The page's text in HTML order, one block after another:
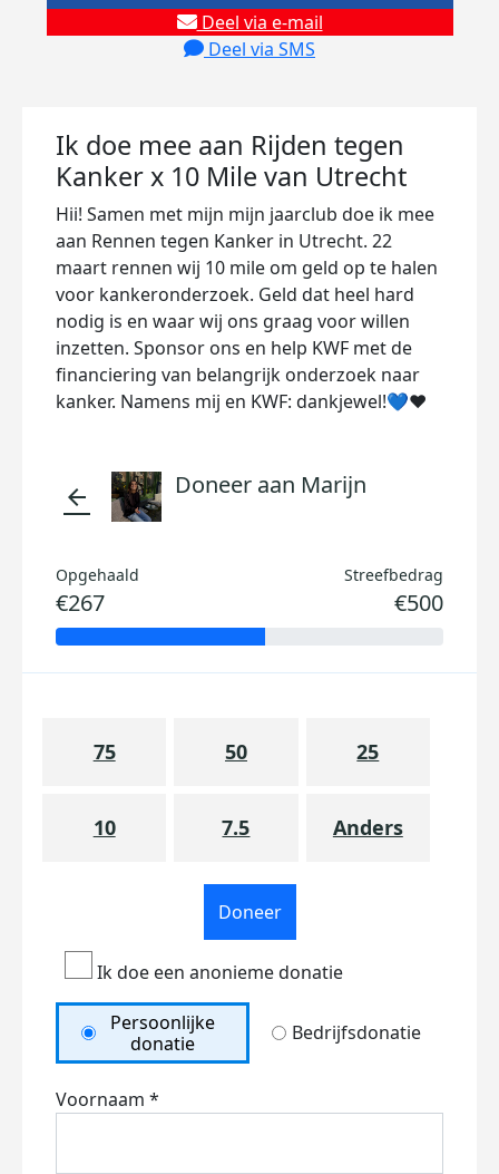
Deel via e-mail
Deel via SMS
Ik doe mee aan Rijden tegen
Kanker x 10 Mile van Utrecht
Hii! Samen met mijn mijn jaarclub doe ik mee
aan Rennen tegen Kanker in Utrecht. 22
maart rennen wij 10 mile om geld op te halen
voor kankeronderzoek. Geld dat heel hard
nodig is en waar wij ons graag voor willen
inzetten. Sponsor ons en help KWF met de
financiering van belangrijk onderzoek naar
kanker. Namens mij en KWF: dankjewel!💙❤️
arrow_back Doneer aan Marijn
Opgehaald
€267
Streefbedrag
€500
75 50 25
10 7.5 Anders
Doneer
Ik doe een anonieme donatie
Persoonlijke
donatie
Bedrijfsdonatie
Voornaam *